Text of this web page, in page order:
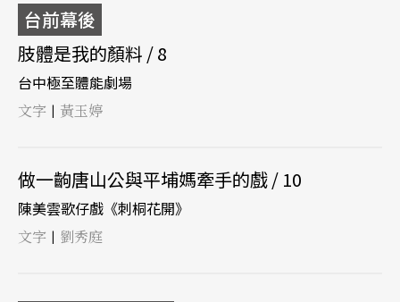
台前幕後
肢體是我的顏料 / 8
台中極至體能劇場
文字 | 黃玉婷
做一齣唐山公與平埔媽牽手的戲 / 10
陳美雲歌仔戲《刺桐花開》
文字 | 劉秀庭